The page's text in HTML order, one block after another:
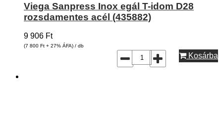
Viega Sanpress Inox egál T-idom D28
rozsdamentes acél (435882)
9 906 Ft
(7 800 Ft + 27% ÁFA) / db
Kosárba